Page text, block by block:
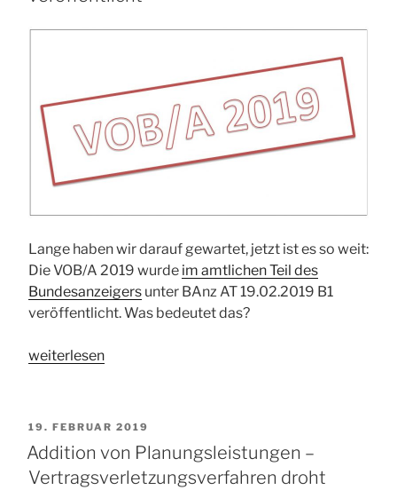
Lange haben wir darauf gewartet, jetzt ist es so weit:
Die VOB/A 2019 wurde im amtlichen Teil des
Bundesanzeigers unter BAnz AT 19.02.2019 B1
veröffentlicht. Was bedeutet das?
„…
währt
VOB/A
2019
weiterlesen
VERÖFFENTLICHT
AM
19. FEBRUAR 2019
Addition von Planungsleistungen –
Vertragsverletzungsverfahren droht